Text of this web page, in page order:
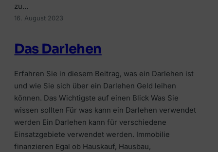
zu…
16. August 2023
Das Darlehen
Erfahren Sie in diesem Beitrag, was ein Darlehen ist
und wie Sie sich über ein Darlehen Geld leihen
können. Das Wichtigste auf einen Blick Was Sie
wissen sollten Für was kann ein Darlehen verwendet
werden Ein Darlehen kann für verschiedene
Einsatzgebiete verwendet werden. Immobilie
finanzieren Egal ob Hauskauf, Hausbau,